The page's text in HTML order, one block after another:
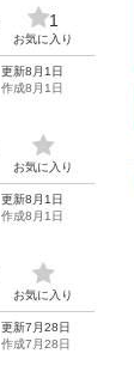
1
お気に入り
更新8月1日
作成8月1日
お気に入り
更新8月1日
作成8月1日
お気に入り
更新7月28日
作成7月28日